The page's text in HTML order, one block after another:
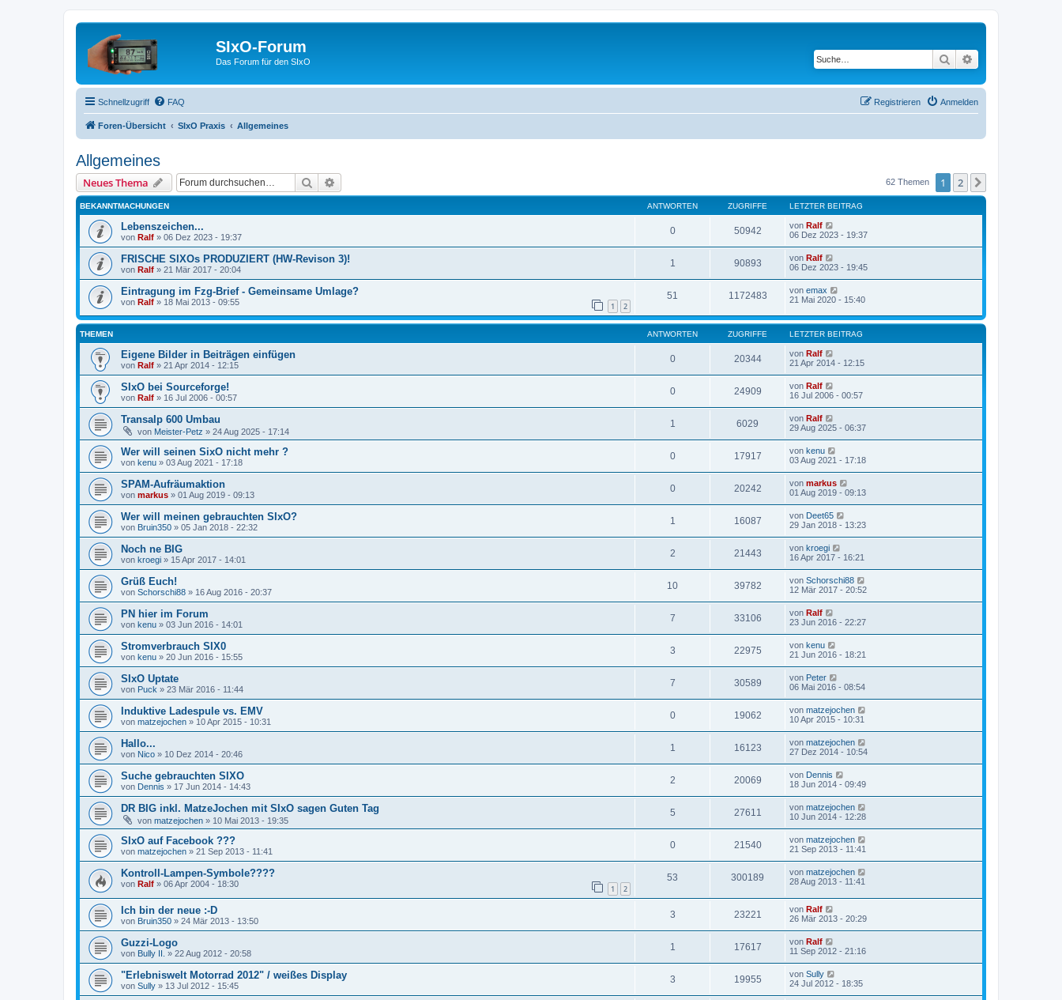
SIxO-Forum
Das Forum für den SIxO Suche
Schnellzugriff FAQ Anmelden
Registrieren
Foren-Übersicht SIxO Praxis Allgemeines
Allgemeines
Neues Thema Suche 62 Themen 1 2
BEKANNTMACHUNGEN ANTWORTEN ZUGRIFFE LETZTER BEITRAG
Lebenszeichen...
von Ralf » 06 Dez 2023 - 19:37
0 50942 von Ralf
06 Dez 2023 - 19:37
FRISCHE SIXOs PRODUZIERT (HW-Revison 3)!
von Ralf » 21 Mär 2017 - 20:04
1 90893 von Ralf
06 Dez 2023 - 19:45
Eintragung im Fzg-Brief - Gemeinsame Umlage?
von Ralf » 18 Mai 2013 - 09:55 1 2
51 1172483 von emax
21 Mai 2020 - 15:40
THEMEN ANTWORTEN ZUGRIFFE LETZTER BEITRAG
Eigene Bilder in Beiträgen einfügen
von Ralf » 21 Apr 2014 - 12:15
0 20344 von Ralf
21 Apr 2014 - 12:15
SIxO bei Sourceforge!
von Ralf » 16 Jul 2006 - 00:57
0 24909 von Ralf
16 Jul 2006 - 00:57
Transalp 600 Umbau
von Meister-Petz » 24 Aug 2025 - 17:14
1 6029 von Ralf
29 Aug 2025 - 06:37
Wer will seinen SixO nicht mehr ?
von kenu » 03 Aug 2021 - 17:18
0 17917 von kenu
03 Aug 2021 - 17:18
SPAM-Aufräumaktion
von markus » 01 Aug 2019 - 09:13
0 20242 von markus
01 Aug 2019 - 09:13
Wer will meinen gebrauchten SIxO?
von Bruin350 » 05 Jan 2018 - 22:32
1 16087 von Deet65
29 Jan 2018 - 13:23
Noch ne BIG
von kroegi » 15 Apr 2017 - 14:01
2 21443 von kroegi
16 Apr 2017 - 16:21
Grüß Euch!
von Schorschi88 » 16 Aug 2016 - 20:37
10 39782 von Schorschi88
12 Mär 2017 - 20:52
PN hier im Forum
von kenu » 03 Jun 2016 - 14:01
7 33106 von Ralf
23 Jun 2016 - 22:27
Stromverbrauch SIX0
von kenu » 20 Jun 2016 - 15:55
3 22975 von kenu
21 Jun 2016 - 18:21
SIxO Uptate
von Puck » 23 Mär 2016 - 11:44
7 30589 von Peter
06 Mai 2016 - 08:54
Induktive Ladespule vs. EMV
von matzejochen » 10 Apr 2015 - 10:31
0 19062 von matzejochen
10 Apr 2015 - 10:31
Hallo...
von Nico » 10 Dez 2014 - 20:46
1 16123 von matzejochen
27 Dez 2014 - 10:54
Suche gebrauchten SIXO
von Dennis » 17 Jun 2014 - 14:43
2 20069 von Dennis
18 Jun 2014 - 09:49
DR BIG inkl. MatzeJochen mit SIxO sagen Guten Tag
von matzejochen » 10 Mai 2013 - 19:35
5 27611 von matzejochen
10 Jun 2014 - 12:28
SIxO auf Facebook ???
von matzejochen » 21 Sep 2013 - 11:41
0 21540 von matzejochen
21 Sep 2013 - 11:41
Kontroll-Lampen-Symbole????
von Ralf » 06 Apr 2004 - 18:30 1 2
53 300189 von matzejochen
28 Aug 2013 - 11:41
Ich bin der neue :-D
von Bruin350 » 24 Mär 2013 - 13:50
3 23221 von Ralf
26 Mär 2013 - 20:29
Guzzi-Logo
von Bully II. » 22 Aug 2012 - 20:58
1 17617 von Ralf
11 Sep 2012 - 21:16
"Erlebniswelt Motorrad 2012" / weißes Display
von Sully » 13 Jul 2012 - 15:45
3 19955 von Sully
24 Jul 2012 - 18:35